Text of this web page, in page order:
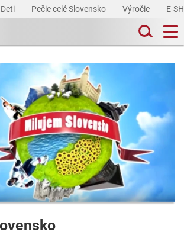
Deti Pečie celé Slovensko Výročie E-